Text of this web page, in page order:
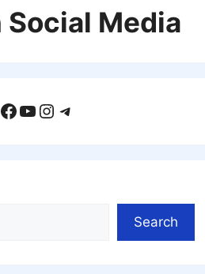
Social Media
Facebook
YouTube
Instagram
Telegram
Search